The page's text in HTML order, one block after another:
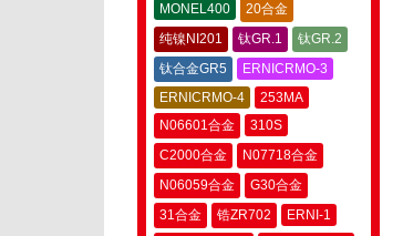
MONEL400
20合金
纯镍NI201
钛GR.1
钛GR.2
钛合金GR5
ERNICRMO-3
ERNICRMO-4
253MA
N06601合金
310S
C2000合金
N07718合金
N06059合金
G30合金
31合金
锆ZR702
ERNI-1